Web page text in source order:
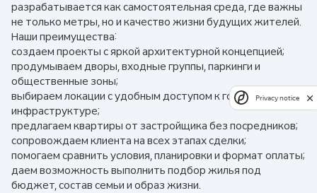
разрабатывается как самостоятельная среда, где важны
не только метры, но и качество жизни будущих жителей.
Наши преимущества:
создаем проекты с яркой архитектурной концепцией;
продумываем дворы, входные группы, паркинги и
общественные зоны;
выбираем локации с удобным доступом к городской
инфраструктуре;
предлагаем квартиры от застройщика без посредников;
сопровождаем клиента на всех этапах сделки;
помогаем сравнить условия, планировки и формат оплаты;
даем возможность выполнить подбор жилья под
бюджет, состав семьи и образ жизни.
Privacy notice